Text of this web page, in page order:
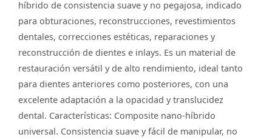
híbrido de consistencia suave y no pegajosa, indicado
para obturaciones, reconstrucciones, revestimientos
dentales, correcciones estéticas, reparaciones y
reconstrucción de dientes e inlays. Es un material de
restauración versátil y de alto rendimiento, ideal tanto
para dientes anteriores como posteriores, con una
excelente adaptación a la opacidad y translucidez
dental. Características: Composite nano-híbrido
universal. Consistencia suave y fácil de manipular, no